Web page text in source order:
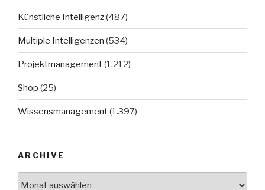
Künstliche Intelligenz(487)
Multiple Intelligenzen (534)
Projektmanagement(1.212)
Shop (25)
Wissensmanagement(1.397)
ARCHIVE